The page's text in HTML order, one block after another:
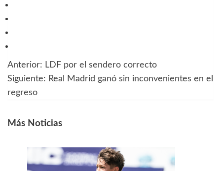
Navegación
de
Anterior: LDF por el sendero correcto
Siguiente: Real Madrid ganó sin inconvenientes en el
regreso
Más Noticias